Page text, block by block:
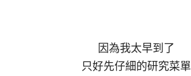
因為我太早到了
只好先仔細的研究菜單